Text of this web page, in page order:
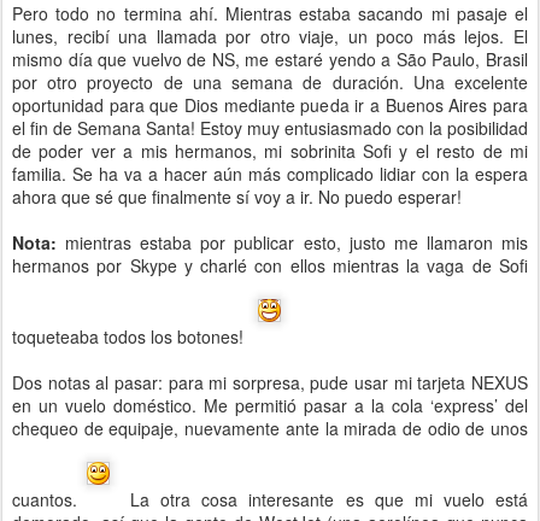
Pero todo no termina ahí. Mientras estaba sacando mi pasaje el
lunes, recibí una llamada por otro viaje, un poco más lejos. El
mismo día que vuelvo de NS, me estaré yendo a São Paulo, Brasil
por otro proyecto de una semana de duración. Una excelente
oportunidad para que Dios mediante pueda ir a Buenos Aires para
el fin de Semana Santa! Estoy muy entusiasmado con la posibilidad
de poder ver a mis hermanos, mi sobrinita Sofi y el resto de mi
familia. Se ha va a hacer aún más complicado lidiar con la espera
ahora que sé que finalmente sí voy a ir. No puedo esperar!
Nota: mientras estaba por publicar esto, justo me llamaron mis
hermanos por Skype y charlé con ellos mientras la vaga de Sofi
toqueteaba todos los botones!
Dos notas al pasar: para mi sorpresa, pude usar mi tarjeta NEXUS
en un vuelo doméstico. Me permitió pasar a la cola ‘express’ del
chequeo de equipaje, nuevamente ante la mirada de odio de unos
cuantos.
La otra cosa interesante es que mi vuelo está